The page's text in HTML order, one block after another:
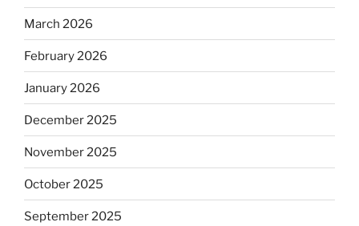
March 2026
February 2026
January 2026
December 2025
November 2025
October 2025
September 2025